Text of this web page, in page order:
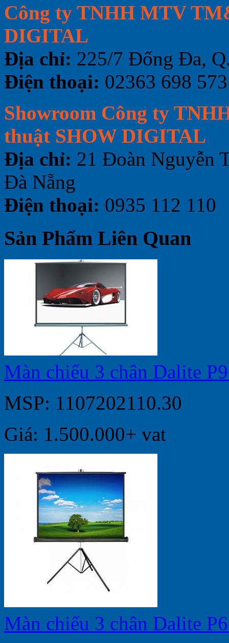
Công ty TNHH MTV
DIGITAL
Địa chỉ: 225/7 Đống Đa,
Điện thoại: 02363 698
Showroom Công ty
thuật SHOW DIGITAL
Địa chỉ: 21 Đoàn Nguyễn
Đà Nẵng
Điện thoại: 0935 112 110
Sản Phẩm Liên Quan
Màn chiếu 3 chân Dalite
MSP: 1107202110.30
Giá: 1.500.000+ vat
Màn chiếu 3 chân Dalite